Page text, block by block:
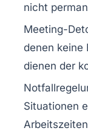
nicht
Meeting-
denen keine
dienen der
Situationen